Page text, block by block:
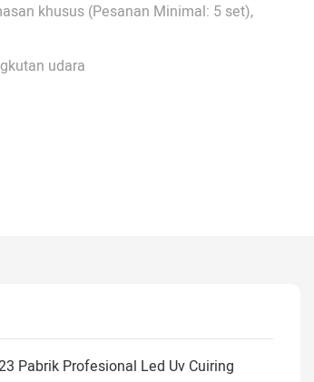
khusus (Pesanan Minimal: 5 set),
udara
Pabrik Profesional Led Uv Cuiring